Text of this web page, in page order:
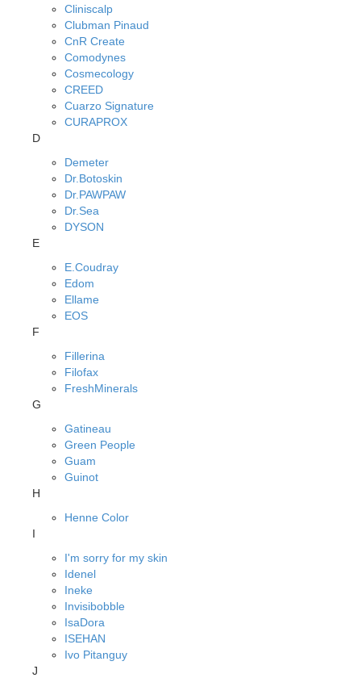
Cliniscalp
Clubman Pinaud
CnR Create
Comodynes
Cosmecology
CREED
Cuarzo Signature
CURAPROX
D
Demeter
Dr.Botoskin
Dr.PAWPAW
Dr.Sea
DYSON
E
E.Coudray
Edom
Ellame
EOS
F
Fillerina
Filofax
FreshMinerals
G
Gatineau
Green People
Guam
Guinot
H
Henne Color
I
I'm sorry for my skin
Idenel
Ineke
Invisibobble
IsaDora
ISEHAN
Ivo Pitanguy
J